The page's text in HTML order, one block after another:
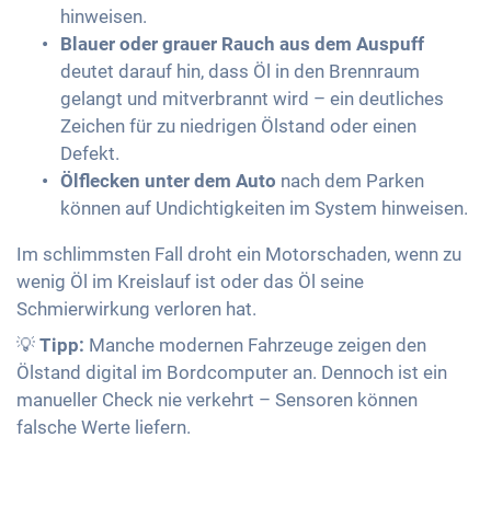
hinweisen.
Blauer oder grauer Rauch aus dem Auspuff
deutet darauf hin, dass Öl in den Brennraum
gelangt und mitverbrannt wird – ein deutliches
Zeichen für zu niedrigen Ölstand oder einen
Defekt.
Ölflecken unter dem Auto nach dem Parken
können auf Undichtigkeiten im System hinweisen.
Im schlimmsten Fall droht ein Motorschaden, wenn zu
wenig Öl im Kreislauf ist oder das Öl seine
Schmierwirkung verloren hat.
💡 Tipp: Manche modernen Fahrzeuge zeigen den
Ölstand digital im Bordcomputer an. Dennoch ist ein
manueller Check nie verkehrt – Sensoren können
falsche Werte liefern.